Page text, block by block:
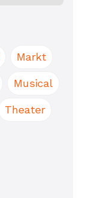
Markt
Musical
Theater